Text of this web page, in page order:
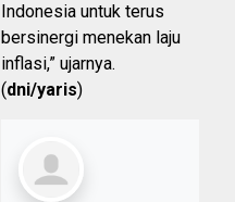
Indonesia untuk terus
bersinergi menekan laju
inflasi,” ujarnya.
(dni/yaris)